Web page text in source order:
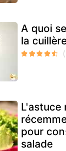
A quoi
la
L'astuce
pour
salade